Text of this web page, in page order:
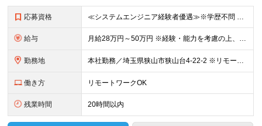
応募資格 ≪システムエンジニア経験者優遇≫※学歴不問 【必須条件】 システム開発の実務経験をお持ちの方（年数不問） Java／C#／PHPなど、いずれかの開発経験 【歓迎する経験・志向】 開発経験2～5年程
給与 月給28万円～50万円 ※経験・能力を考慮の上、優遇 ※経験を考慮の上、決定します。
勤務地 本社勤務／埼玉県狭山市狭山台4-22-2 ※リモートワークと出社を併用可です。 (変更の範囲)上記を除く当社関連勤務地
働き方 リモートワークOK
残業時間 20時間以内